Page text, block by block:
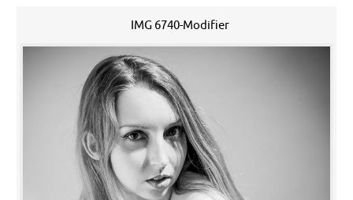
IMG 6740-Modifier